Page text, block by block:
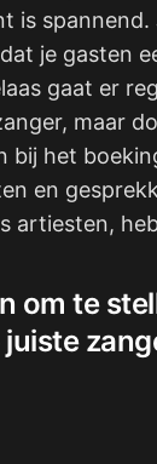
is spannend.
je gasten
gaat er
maar
bij het
en
artiesten,
om te